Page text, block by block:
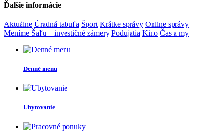
Ďalšie informácie
Aktuálne Úradná tabuľa Šport Krátke správy Online správy
Meníme Šaľu – investičné zámery Podujatia Kino Čas a my
Denné menu
Ubytovanie